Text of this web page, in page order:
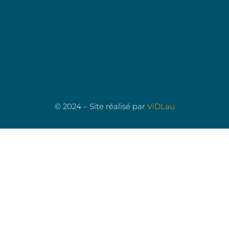
© 2024 – Site réalisé par ViDLau